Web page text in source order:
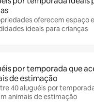
oferecem espaço
ideais para crianças
por temporada que
de estimação
40 aluguéis por
animais de estimação